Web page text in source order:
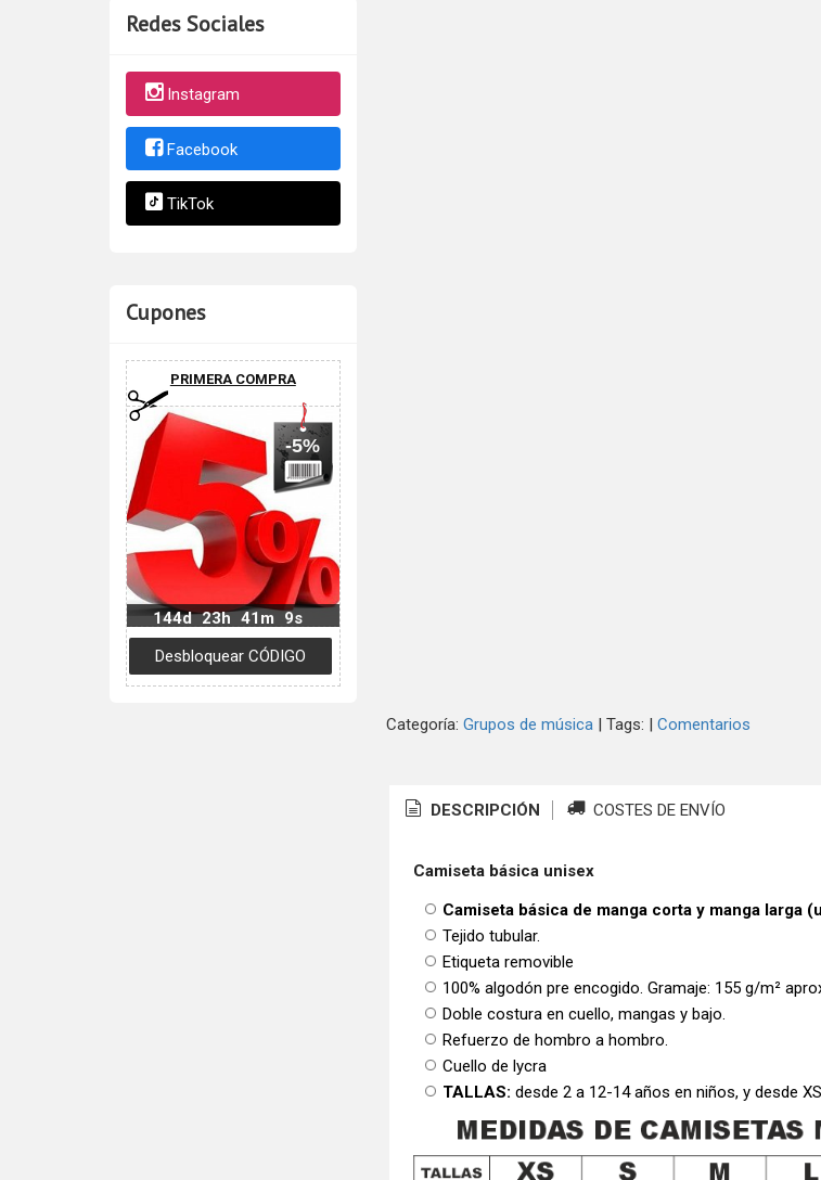
Redes Sociales
Instagram
Facebook
TikTok
Cupones
PRIMERA COMPRA
-5%
144d 23h 41m 8s
Categoría: Grupos de música| Tags: | Comentarios
DESCRIPCIÓN COSTES DE ENVÍO
Camiseta básica unisex
Camiseta básica de manga corta y manga larga
Tejido tubular.
Etiqueta removible
100% algodón pre encogido. Gramaje: 155 g/m²
Doble costura en cuello, mangas y bajo.
Refuerzo de hombro a hombro.
Cuello de lycra
TALLAS: desde 2 a 12-14 años en niños, y desde